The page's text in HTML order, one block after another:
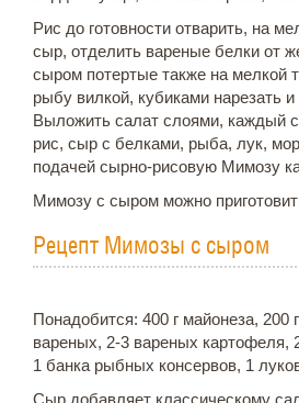
Рис до готовности отварить, на
сыр, отделить вареные белки от
сыром потертые также на мелкой
рыбу вилкой, кубиками нарезать
Выложить салат слоями, каждый
рис, сыр с белками, рыба, лук,
подачей сырно-рисовую Мимозу
Мимозу с сыром можно
Рецепт Мимозы с сыром
Понадобится: 400 г майонеза, 200
вареных, 2-3 вареных картофеля,
1 банка рыбных консервов, 1
Сыр добавляет классическому